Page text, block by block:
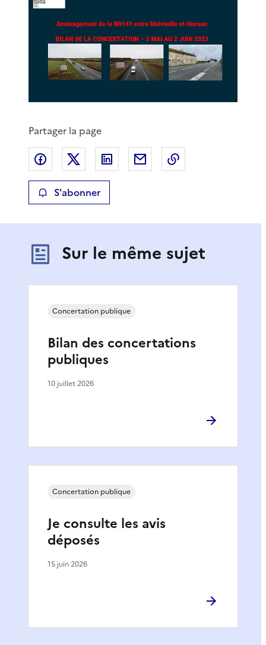
Partager la page
Partager sur Facebook
Partager sur XPartager sur LinkedIn
Partager par email
S'abonner
Sur le même sujet
Bilan des concertations
publiques
Concertation publique
10 juillet 2026
Je consulte les avis
déposés
Concertation publique
15 juin 2026